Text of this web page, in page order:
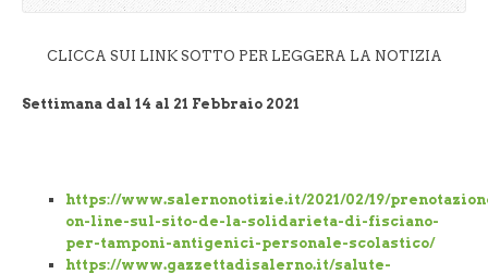
CLICCA SUI LINK SOTTO PER LEGGERA LA NOTIZIA
Settimana dal 14 al 21 Febbraio 2021
https://www.salernonotizie.it/2021/02/19/
on-line-sul-sito-de-la-solidarieta-di-fisciano-
per-tamponi-antigenici-personale-scolastico/
https://www.gazzettadisalerno.it/salute-